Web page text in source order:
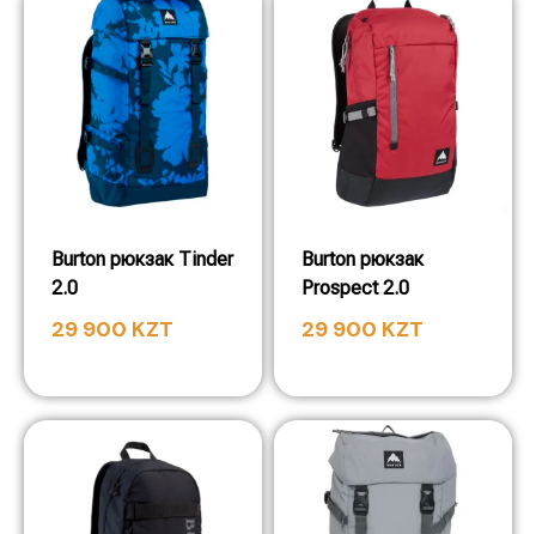
Burton рюкзак Tinder
2.0
29 900 KZT
Burton рюкзак
Prospect 2.0
29 900 KZT